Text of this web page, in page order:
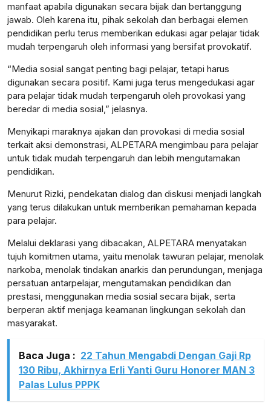
manfaat apabila digunakan secara bijak dan bertanggung
jawab. Oleh karena itu, pihak sekolah dan berbagai elemen
pendidikan perlu terus memberikan edukasi agar pelajar tidak
mudah terpengaruh oleh informasi yang bersifat provokatif.
“Media sosial sangat penting bagi pelajar, tetapi harus
digunakan secara positif. Kami juga terus mengedukasi agar
para pelajar tidak mudah terpengaruh oleh provokasi yang
beredar di media sosial,” jelasnya.
Menyikapi maraknya ajakan dan provokasi di media sosial
terkait aksi demonstrasi, ALPETARA mengimbau para pelajar
untuk tidak mudah terpengaruh dan lebih mengutamakan
pendidikan.
Menurut Rizki, pendekatan dialog dan diskusi menjadi langkah
yang terus dilakukan untuk memberikan pemahaman kepada
para pelajar.
Melalui deklarasi yang dibacakan, ALPETARA menyatakan
tujuh komitmen utama, yaitu menolak tawuran pelajar, menolak
narkoba, menolak tindakan anarkis dan perundungan, menjaga
persatuan antarpelajar, mengutamakan pendidikan dan
prestasi, menggunakan media sosial secara bijak, serta
berperan aktif menjaga keamanan lingkungan sekolah dan
masyarakat.
Baca Juga : 22 Tahun Mengabdi Dengan Gaji Rp
130 Ribu, Akhirnya Erli Yanti Guru Honorer MAN 3
Palas Lulus PPPK